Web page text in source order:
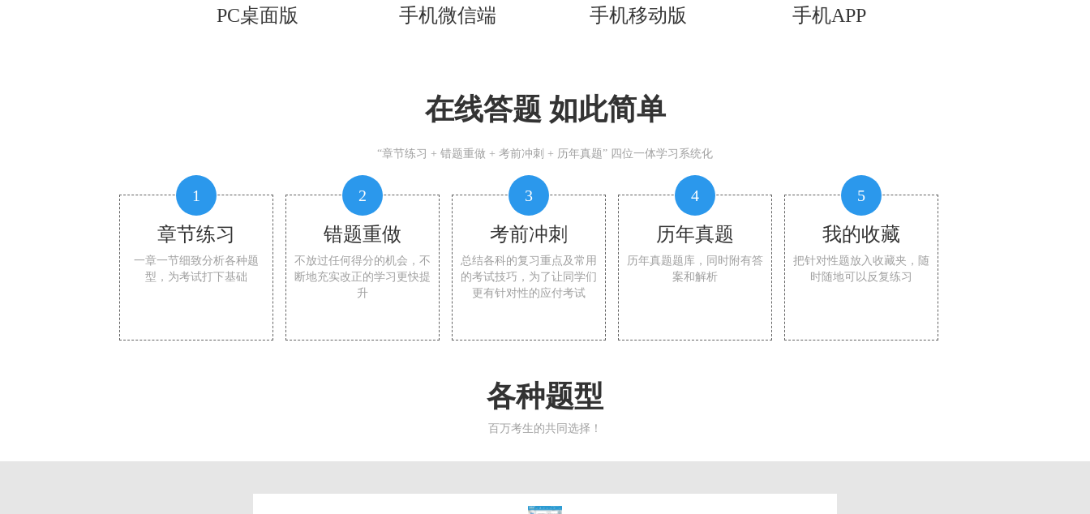
PC桌面版 手机微信端 手机移动版 手机APP
在线答题 如此简单
“章节练习 + 错题重做 + 考前冲刺 + 历年真题” 四位一体学习系统化
1
章节练习
一章一节细致分析各种题
型，为考试打下基础
2
错题重做
不放过任何得分的机会，不
断地充实改正的学习更快提
升
3
考前冲刺
总结各科的复习重点及常用
的考试技巧，为了让同学们
更有针对性的应付考试
4
历年真题
历年真题题库，同时附有答
案和解析
5
我的收藏
把针对性题放入收藏夹，随
时随地可以反复练习
各种题型
百万考生的共同选择！